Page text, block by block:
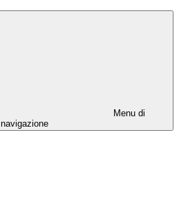
Menu di
navigazione